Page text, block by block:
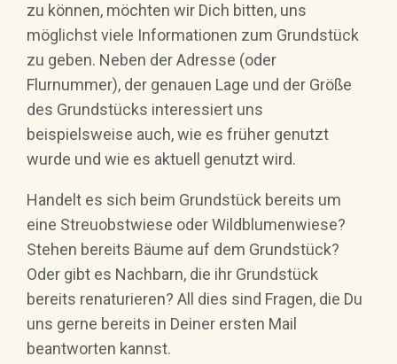
zu können, möchten wir Dich bitten, uns
möglichst viele Informationen zum Grundstück
zu geben. Neben der Adresse (oder
Flurnummer), der genauen Lage und der Größe
des Grundstücks interessiert uns
beispielsweise auch, wie es früher genutzt
wurde und wie es aktuell genutzt wird.
Handelt es sich beim Grundstück bereits um
eine Streuobstwiese oder Wildblumenwiese?
Stehen bereits Bäume auf dem Grundstück?
Oder gibt es Nachbarn, die ihr Grundstück
bereits renaturieren? All dies sind Fragen, die Du
uns gerne bereits in Deiner ersten Mail
beantworten kannst.